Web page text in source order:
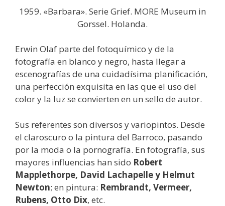
1959. «Barbara». Serie Grief. MORE Museum in
Gorssel. Holanda.
Erwin Olaf parte del fotoquímico y de la
fotografía en blanco y negro, hasta llegar a
escenografías de una cuidadísima planificación,
una perfección exquisita en las que el uso del
color y la luz se convierten en un sello de autor.
Sus referentes son diversos y variopintos. Desde
el claroscuro o la pintura del Barroco, pasando
por la moda o la pornografía. En fotografía, sus
mayores influencias han sido Robert
Mapplethorpe, David Lachapelle y Helmut
Newton; en pintura: Rembrandt, Vermeer,
Rubens, Otto Dix, etc.